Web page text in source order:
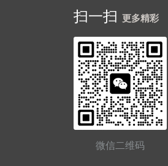
扫一扫 更多精彩
微信二维码